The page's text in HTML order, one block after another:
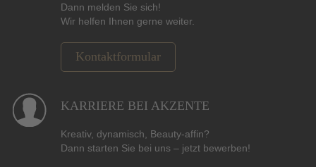
Dann melden Sie sich!
Wir helfen Ihnen gerne weiter.
Kontaktformular
KARRIERE BEI AKZENTE
Kreativ, dynamisch, Beauty-affin?
Dann starten Sie bei uns – jetzt bewerben!